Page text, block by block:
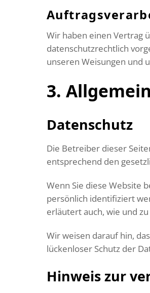
Wir haben einen Vertrag
datenschutzrechtlich
unseren Weisungen und
3.
Datenschutz
Die Betreiber dieser
entsprechend den
Wenn Sie diese Website
persönlich identifiziert
erläutert auch, wie und
Wir weisen darauf hin,
lückenloser Schutz der
Hinweis zur